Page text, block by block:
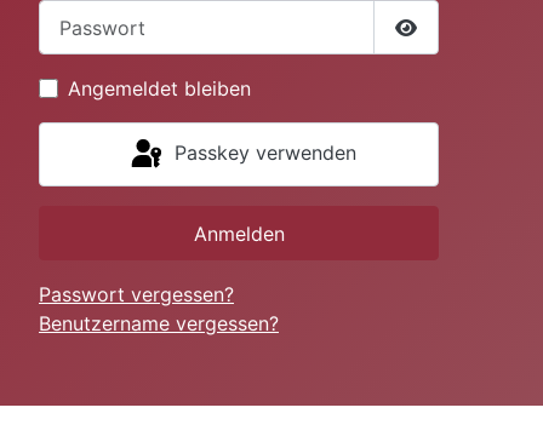
Passwort
Angemeldet bleiben
Passkey verwenden
Anmelden
Passwort vergessen?
Benutzername vergessen?